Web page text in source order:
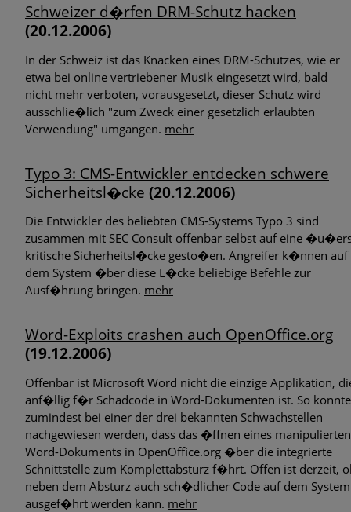
Schweizer d�rfen DRM-Schutz hacken
(20.12.2006)
In der Schweiz ist das Knacken eines DRM-Schutzes, wie er
etwa bei online vertriebener Musik eingesetzt wird, bald
nicht mehr verboten, vorausgesetzt, dieser Schutz wird
ausschlie�lich "zum Zweck einer gesetzlich erlaubten
Verwendung" umgangen. mehr
Typo 3: CMS-Entwickler entdecken schwere
Sicherheitsl�cke (20.12.2006)
Die Entwickler des beliebten CMS-Systems Typo 3 sind
zusammen mit SEC Consult offenbar selbst auf eine
kritische Sicherheitsl�cke gesto�en. Angreifer k�nnen auf
dem System �ber diese L�cke beliebige Befehle zur
Ausf�hrung bringen. mehr
Word-Exploits crashen auch OpenOffice.org
(19.12.2006)
Offenbar ist Microsoft Word nicht die einzige Applikation,
anf�llig f�r Schadcode in Word-Dokumenten ist. So konnte
zumindest bei einer der drei bekannten Schwachstellen
nachgewiesen werden, dass das �ffnen eines manipulierten
Word-Dokuments in OpenOffice.org �ber die integrierte
Schnittstelle zum Komplettabsturz f�hrt. Offen ist derzeit,
neben dem Absturz auch sch�dlicher Code auf dem System
ausgef�hrt werden kann. mehr